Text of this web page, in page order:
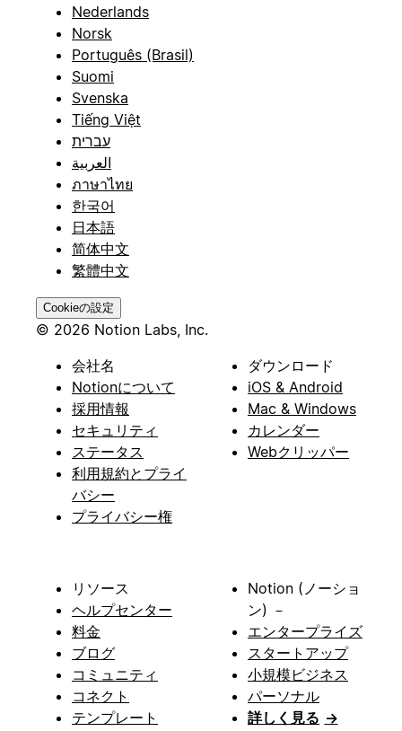
Nederlands
Norsk
Português (Brasil)
Suomi
Svenska
Tiếng Việt
עברית
العربية
ภาษาไทย
한국어
日本語
简体中文
繁體中文
Cookieの設定
© 2026 Notion Labs, Inc.
会社名
Notionについて
採用情報
セキュリティ
ステータス
利用規約とプライ
バシー
プライバシー権
ダウンロード
iOS & Android
Mac & Windows
カレンダー
Webクリッパー
リソース
ヘルプセンター
料金
ブログ
コミュニティ
コネクト
テンプレート
Notion (ノーショ
ン) －
エンタープライズ
スタートアップ
小規模ビジネス
パーソナル
詳しく見る →